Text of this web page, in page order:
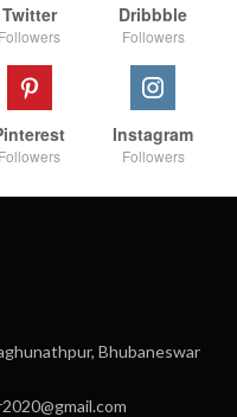
Twitter
Followers
Dribbble
Followers
Followers
Instagram
Followers
Bhubaneswar